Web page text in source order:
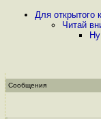
Для открытого
Читай
Сообщения